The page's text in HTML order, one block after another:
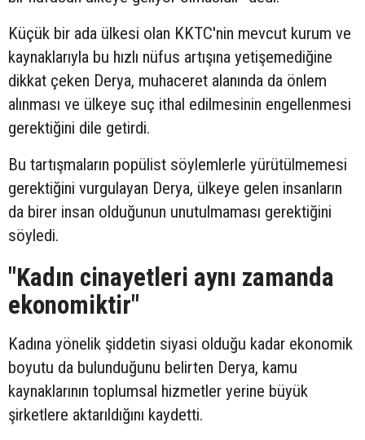
Küçük bir ada ülkesi olan KKTC'nin mevcut kurum ve
kaynaklarıyla bu hızlı nüfus artışına yetişemediğine
dikkat çeken Derya, muhaceret alanında da önlem
alınması ve ülkeye suç ithal edilmesinin engellenmesi
gerektiğini dile getirdi.
Bu tartışmaların popülist söylemlerle yürütülmemesi
gerektiğini vurgulayan Derya, ülkeye gelen insanların
da birer insan olduğunun unutulmaması gerektiğini
söyledi.
"Kadın cinayetleri aynı zamanda
ekonomiktir"
Kadına yönelik şiddetin siyasi olduğu kadar ekonomik
boyutu da bulunduğunu belirten Derya, kamu
kaynaklarının toplumsal hizmetler yerine büyük
şirketlere aktarıldığını kaydetti.